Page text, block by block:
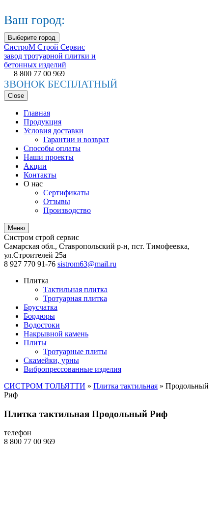
Ваш город:
Выберите город
СистроМ Строй Сервис
завод тротуарной плитки и
бетонных изделий
8 800 77 00 969
ЗВОНОК БЕСПЛАТНЫЙ
Close
Главная
Продукция
Условия доставки
Гарантии и возврат
Способы оплаты
Наши проекты
Акции
Контакты
О нас
Сертификаты
Отзывы
Производство
Меню
Систром строй сервис
Самарская обл., Ставропольский р-н, пст. Тимофеевка,
ул.Строителей 25а
8 927 770 91-76 sistrom63@mail.ru
Плитка
Тактильная плитка
Тротуарная плитка
Брусчатка
Бордюры
Водостоки
Накрывной камень
Плиты
Тротуарные плиты
Скамейки, урны
Вибропрессованные изделия
СИСТРОМ ТОЛЬЯТТИ » Плитка тактильная » Продольный
Риф
Плитка тактильная Продольный Риф
телефон
8 800 77 00 969